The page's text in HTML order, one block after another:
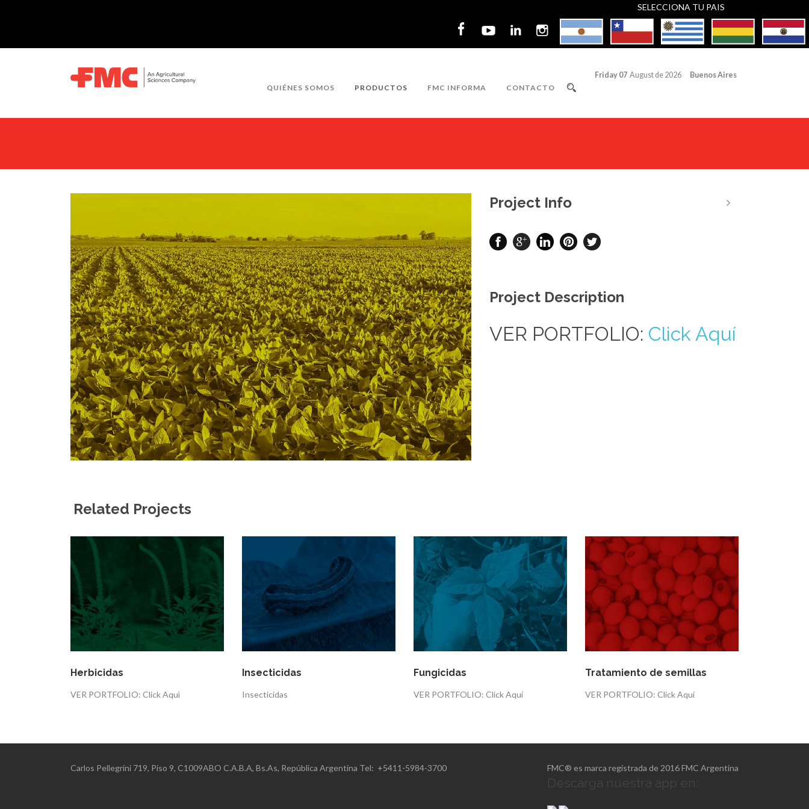
SELECCIONA TU PAIS
Friday 07 August de 2026
Buenos Aires
QUIÉNES SOMOS
PRODUCTOS FMC INFORMA CONTACTO
Project Info
Project Description
VER PORTFOLIO: Click Aquí
Related Projects
Herbicidas
VER PORTFOLIO: Click Aquì
Insecticidas
Insecticidas
Fungicidas
VER PORTFOLIO: Click Aquí
Tratamiento de semillas
VER PORTFOLIO: Click Aquí
Carlos Pellegrini 719, Piso 9, C1009ABO C.A.B.A, Bs.As, República Argentina Tel: +5411-5984-3700 FMC® es marca registrada de 2016 FMC Argentina
Descarga nuestra app en: